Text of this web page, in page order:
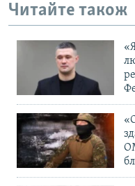
Читайте також